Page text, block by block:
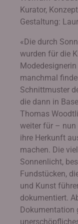
Kurator,
Gestaltung:
«Die durch
wurden für die
manchmal
Schnittmuster
die dann in
Thomas
weiter für –
ihre Herkunft
machen. Die
Sonnenlicht,
Fundstücken,
und Kunst
dokumentiert.
Dokumentation